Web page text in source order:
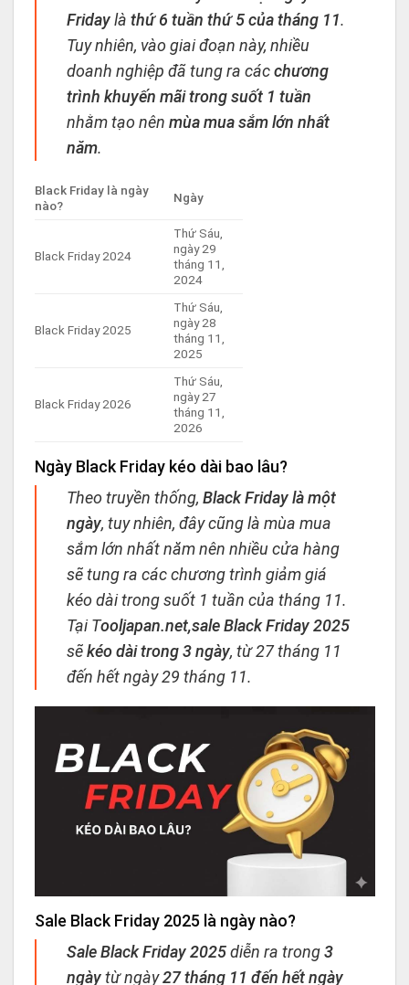
Fridaylàthứ 6 tuần thứ 5 của tháng 11.
Tuy nhiên, vào giai đoạn này, nhiều
doanh nghiệp đã tung ra cácchương
trình khuyến mãi trong suốt 1 tuần
nhằm tạo nênmùa mua sắm lớn nhất
năm.
Black Friday là ngày
nào?
Ngày
Black Friday 2024
Thứ Sáu,
ngày 29
tháng 11,
2024
Black Friday 2025
Thứ Sáu,
ngày 28
tháng 11,
2025
Black Friday 2026
Thứ Sáu,
ngày 27
tháng 11,
2026
Ngày Black Friday kéo dài bao lâu?
Theo truyền thống,Black Friday là một
ngày, tuy nhiên, đây cũng là mùa mua
sắm lớn nhất năm nên nhiều cửa hàng
sẽ tung ra các chương trình giảm giá
kéo dài trong suốt 1 tuần của tháng 11.
Tại Tooljapan.net,sale Black Friday 2025
sẽkéo dài trong 3 ngày, từ 27 tháng 11
đến hết ngày 29 tháng 11.
Sale Black Friday 2025 là ngày nào?
Sale Black Friday 2025diễn ra trong3
ngàytừ ngày27 tháng 11 đến hết ngày